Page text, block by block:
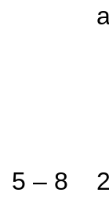
5 – 8 2